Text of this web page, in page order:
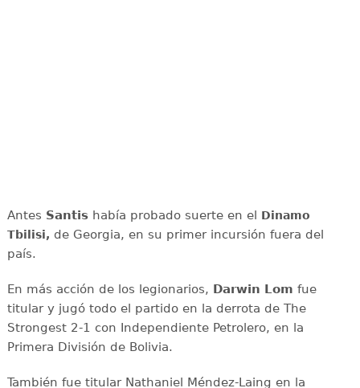
Antes Santishabía probado suerte en el
Dinamo
Tbilisi, de Georgia, en su primer incursión fuera del
país.
En más acción de los legionarios, Darwin Lom fue
titular y jugó todo el partido en la derrota de The
Strongest 2-1 con Independiente Petrolero, en la
Primera División de Bolivia.
También fue titular Nathaniel Méndez-Laing en la